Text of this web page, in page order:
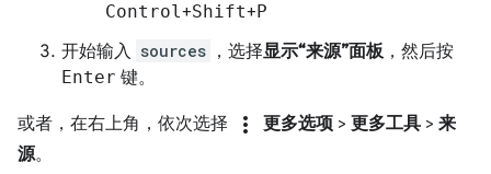
Control+Shift+P
开始输入 sources ，选择显示“来源”面板，然后按
Enter 键。
或者，在右上角，依次选择 more_vert 更多选项 > 更多工具 > 来
源。